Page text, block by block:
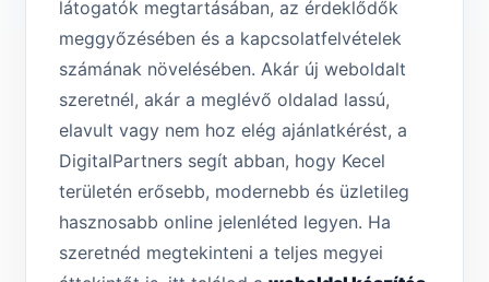
látogatók megtartásában, az érdeklődők
meggyőzésében és a kapcsolatfelvételek
számának növelésében. Akár új weboldalt
szeretnél, akár a meglévő oldalad lassú,
elavult vagy nem hoz elég ajánlatkérést, a
DigitalPartners segít abban, hogy Kecel
területén erősebb, modernebb és üzletileg
hasznosabb online jelenléted legyen. Ha
szeretnéd megtekinteni a teljes megyei